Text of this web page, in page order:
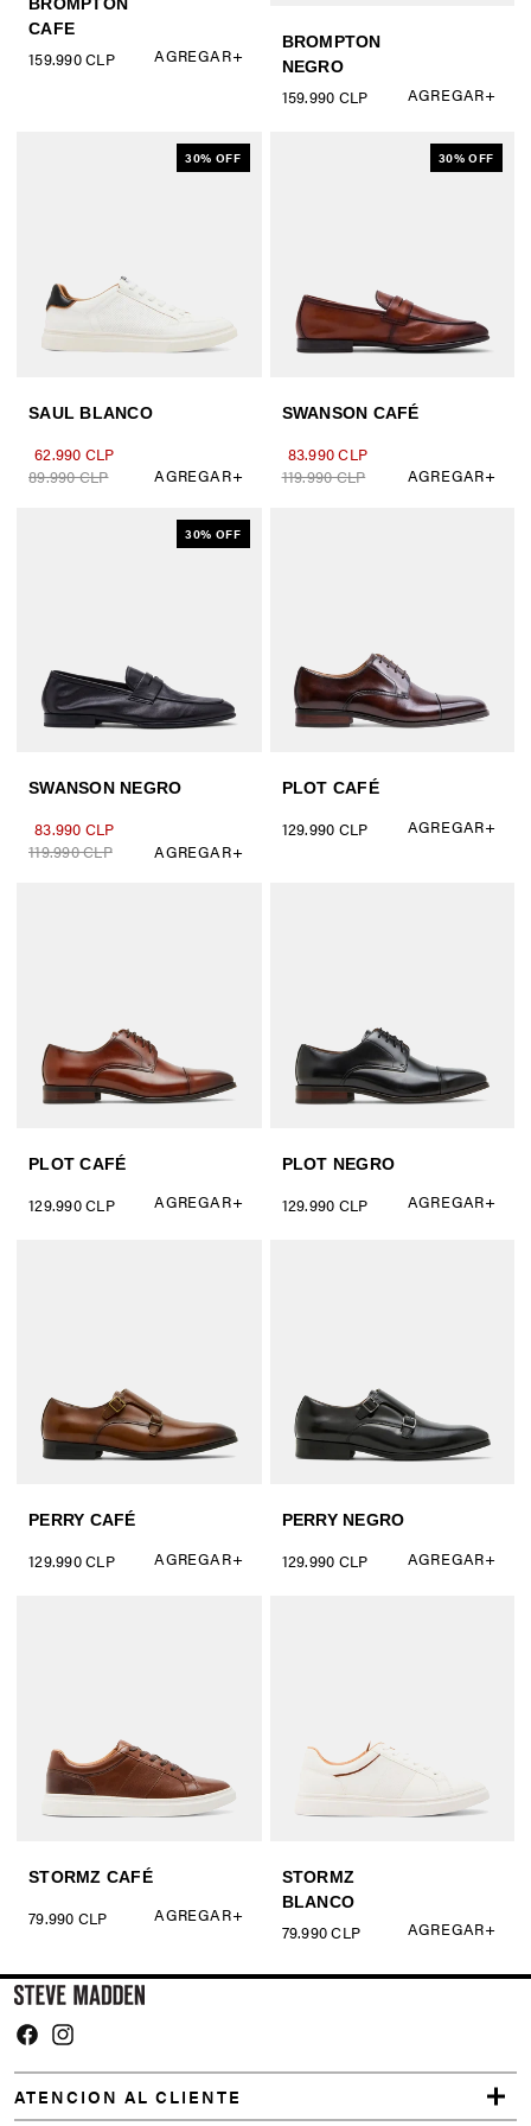
ATENCION AL CLIENTE